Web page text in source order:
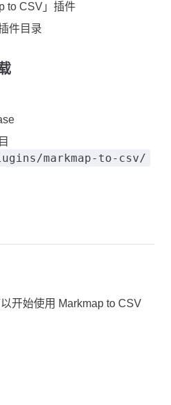
to CSV」插件
件目录
markmap-to-csv/
开始使用 Markmap to CSV